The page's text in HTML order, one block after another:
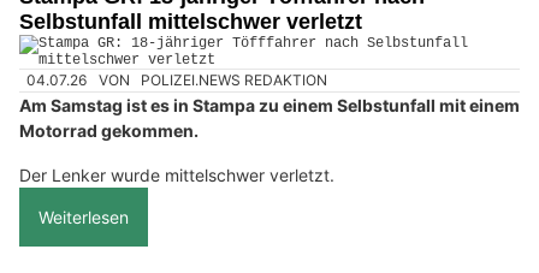
Selbstunfall mittelschwer verletzt
04.07.26 VON POLIZEI.NEWS REDAKTION
Am Samstag ist es in Stampa zu einem Selbstunfall mit einem
Motorrad gekommen.
Der Lenker wurde mittelschwer verletzt.
Weiterlesen